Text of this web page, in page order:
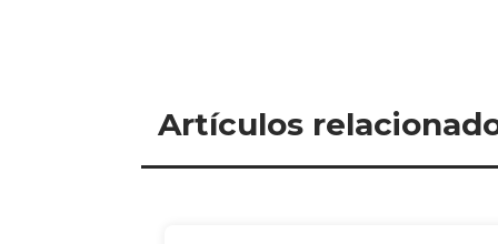
Artículos